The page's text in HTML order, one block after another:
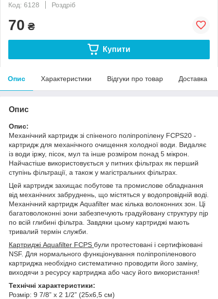
Код: 6128
Роздріб
70 ₴
Купити
Опис Характеристики Відгуки про товар Доставка
Опис
Опис:
Механічний картридж зі спіненого поліпропілену FCPS20 -
картридж для механічного очищення холодної води. Видаляє
із води іржу, пісок, мул та інше розміром понад 5 мікрон.
Найчастіше використовується у питних фільтрах як перший
ступінь фільтрації, а також у магістральних фільтрах.
Цей картридж захищає побутове та промислове обладнання
від механічних забруднень, що містяться у водопровідній воді.
Механічний картридж Aquafilter має кілька волоконних зон. Ці
багатоволоконні зони забезпечують градуйовану структуру пjр
по всій глибині фільтра. Завдяки цьому картриджі мають
тривалий термін служби.
Картриджі Aquafilter FCPS були протестовані і сертифіковані
NSF. Для нормального функціонування поліпропіленового
картриджа необхідно систематично проводити його заміну,
виходячи з ресурсу картриджа або часу його використання!
Технічні характеристики:
Розмір: 9 7/8” x 2 1/2” (25x6,5 см)